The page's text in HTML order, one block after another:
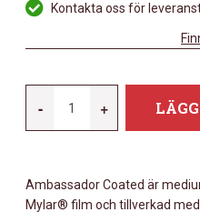
Kontakta oss för
-
14"
MÄNGD
+
Ambassador Coated är
Mylar® film och tillverkad